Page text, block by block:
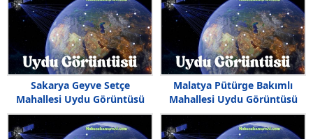
Sakarya Geyve Setçe
Mahallesi Uydu Görüntüsü
Malatya Pütürge Bakımlı
Mahallesi Uydu Görüntüsü
Haritası